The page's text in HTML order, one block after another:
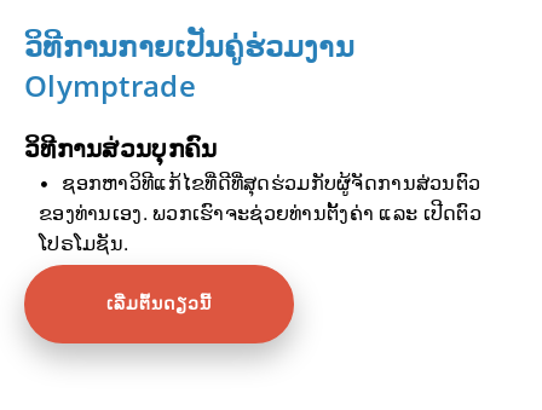
ວິທີການກາຍເປັນຄູ່ຮ່ວມງານ
Olymptrade
ວິທີການສ່ວນບຸກຄົນ
ຊອກຫາວິທີແກ້ໄຂທີ່ດີທີ່ສຸດຮ່ວມກັບຜູ້ຈັດການສ່ວນຕົວ
ຂອງທ່ານເອງ. ພວກເຮົາຈະຊ່ວຍທ່ານຕັ້ງຄ່າ ແລະ ເປີດຕົວ
ໂປຣໂມຊັນ.
ເລີ່ມຕົ້ນດຽວນີ້